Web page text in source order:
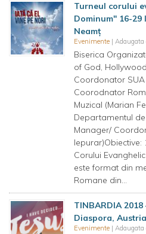
Turneul corului
Dominum" 16-29
Neamț
Evenimente |
Biserica
of God,
Coordonator
Coorodnator
Muzical (Marian
Departamentul
Manager/
Corului
este format din
Romane din...
TINBARDIA
Diaspora,
Evenimente |